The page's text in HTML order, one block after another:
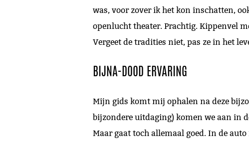
was, voor zover ik het kon inschatten,
openlucht theater. Prachtig. Kippenvel
Vergeet de tradities niet, pas ze in het
BIJNA-DOOD ERVARING
Mijn gids komt mij ophalen na deze
bijzondere uitdaging) komen we aan in
Maar gaat toch allemaal goed. In de